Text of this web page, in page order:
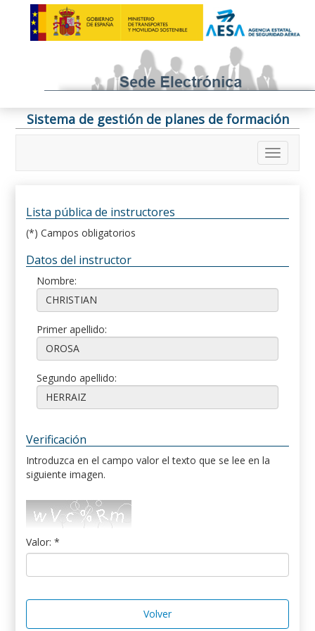
Sistema de gestión de planes de formación
Lista pública de instructores
(*) Campos obligatorios
Datos del instructor
Nombre:
Primer apellido:
Segundo apellido:
Verificación
Introduzca en el campo valor el texto que se lee en la
siguiente imagen.
Valor: *
Volver